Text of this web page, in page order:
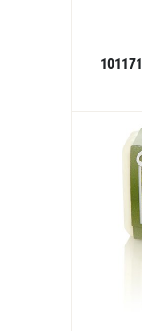
101171